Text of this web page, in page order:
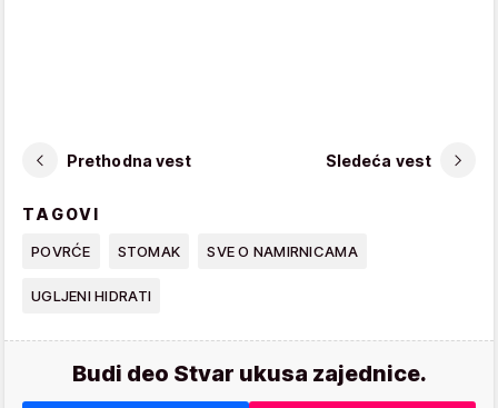
Prethodna vest Sledeća vest
TAGOVI
POVRĆE STOMAK SVE O NAMIRNICAMA
UGLJENI HIDRATI
Budi deo Stvar ukusa zajednice.